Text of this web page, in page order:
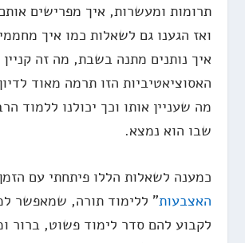
תרומות ומעשרות, איך מפרישים
ואז הגענו גם לשאלות כמו איך
איך נותנים מתנה בשבת, מה זה קניין
האסוציאטיביות הזו תרמה מאוד
מה שעניין אותו וכך יכולנו ללמוד
שבו הוא נמצא.
כמענה לשאלות הללו פיתחתי עם
האצבעות" ללימוד תורה, שמאפשר
לקבוע להם סדר לימוד פשוט, ברור